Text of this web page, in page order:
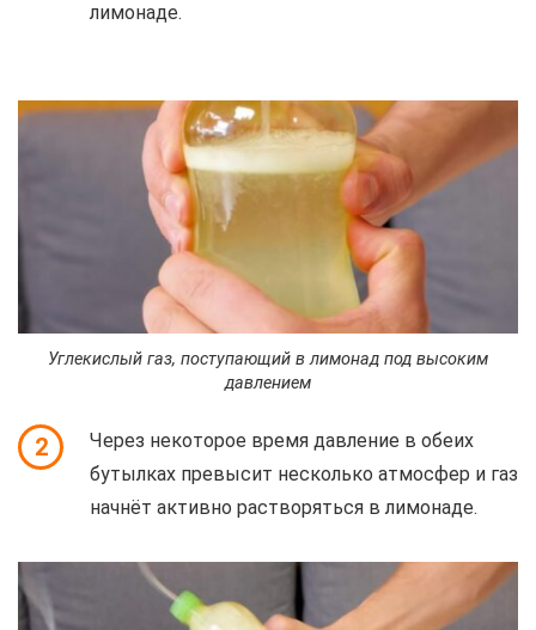
лимонаде.
Углекислый газ, поступающий в лимонад под высоким
давлением
2
Через некоторое время давление в обеих
бутылках превысит несколько атмосфер и газ
начнёт активно растворяться в лимонаде.